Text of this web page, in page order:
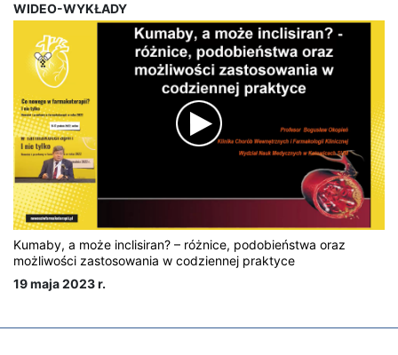
WIDEO-WYKŁADY
Kumaby, a może inclisiran? – różnice, podobieństwa oraz
możliwości zastosowania w codziennej praktyce
19 maja 2023 r.